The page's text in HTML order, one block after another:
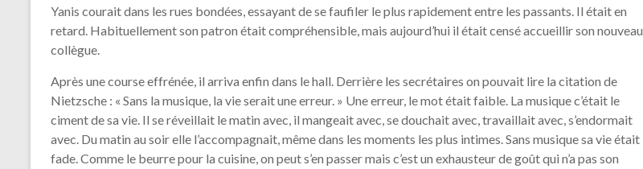
Yanis courait dans les rues bondées, essayant de se faufiler le plus rapidement entre les passants. Il était en
retard. Habituellement son patron était compréhensible, mais aujourd’hui il était censé accueillir son nouveau
collègue.
Après une course effrénée, il arriva enfin dans le hall. Derrière les secrétaires on pouvait lire la citation de
Nietzsche : « Sans la musique, la vie serait une erreur. » Une erreur, le mot était faible. La musique c’était le
ciment de sa vie. Il se réveillait le matin avec, il mangeait avec, se douchait avec, travaillait avec, s’endormait
avec. Du matin au soir elle l’accompagnait, même dans les moments les plus intimes. Sans musique sa vie était
fade. Comme le beurre pour la cuisine, on peut s’en passer mais c’est un exhausteur de goût qui n’a pas son